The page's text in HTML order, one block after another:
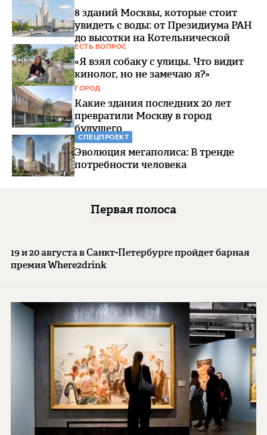
8 зданий Москвы, которые стоит
увидеть с воды: от Президиума РАН
до высотки на Котельнической
ЕСТЬ ВОПРОС
«Я взял собаку с улицы. Что видит
кинолог, но не замечаю я?»
ГОРОД
Какие здания последних 20 лет
превратили Москву в город
будущего
СПЕЦПРОЕКТ
Эволюция мегаполиса: В тренде
потребности человека
Первая полоса
19 и 20 августа в Санкт-Петербурге пройдет барная
премия Where2drink